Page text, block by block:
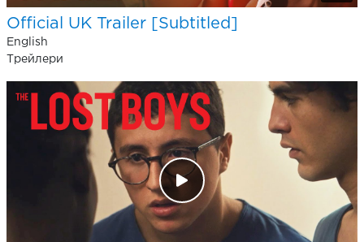
Official UK Trailer [Subtitled]
English
Трейлери